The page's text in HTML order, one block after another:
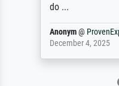
do ...
Anonym@
December 4, 2025